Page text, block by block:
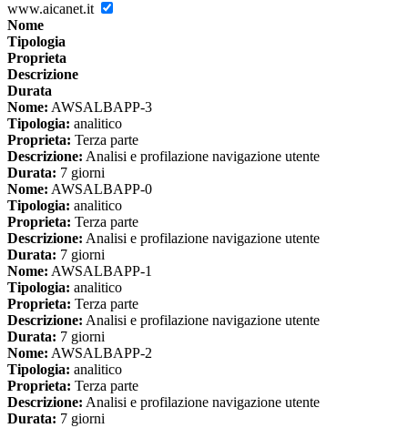
www.aicanet.it
Nome
Tipologia
Proprieta
Descrizione
Durata
Nome: AWSALBAPP-3
Tipologia: analitico
Proprieta: Terza parte
Descrizione: Analisi e profilazione navigazione utente
Durata: 7 giorni
Nome: AWSALBAPP-0
Tipologia: analitico
Proprieta: Terza parte
Descrizione: Analisi e profilazione navigazione utente
Durata: 7 giorni
Nome: AWSALBAPP-1
Tipologia: analitico
Proprieta: Terza parte
Descrizione: Analisi e profilazione navigazione utente
Durata: 7 giorni
Nome: AWSALBAPP-2
Tipologia: analitico
Proprieta: Terza parte
Descrizione: Analisi e profilazione navigazione utente
Durata: 7 giorni